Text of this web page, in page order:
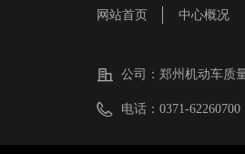
网站首页 中心概况
公司： 郑州机动车质
电话： 0371-62260700